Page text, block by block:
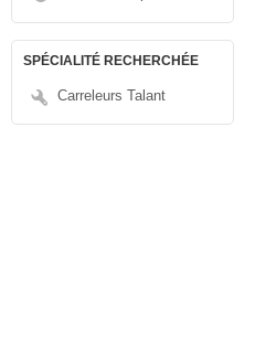
SPÉCIALITÉ RECHERCHÉE
Carreleurs Talant